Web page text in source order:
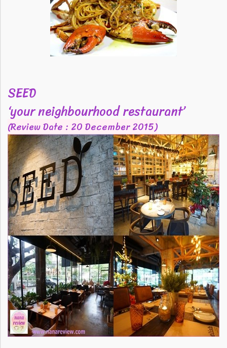
SEED
‘your neighbourhood restaurant’
(Review Date : 20 December 2015)